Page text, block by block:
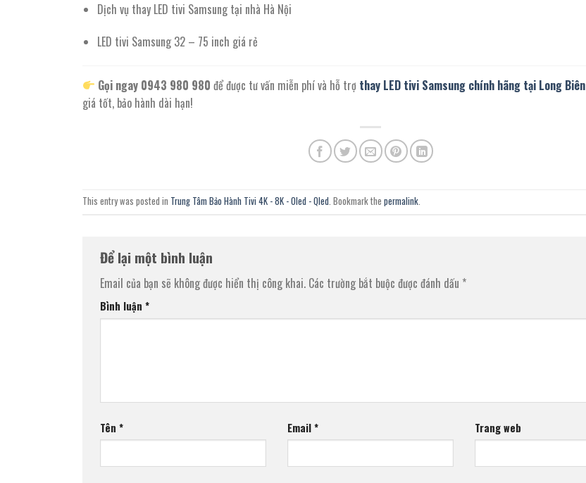
Dịch vụ thay LED tivi Samsung tại nhà Hà Nội
LED tivi Samsung 32 – 75 inch giá rẻ
Gọi ngay 0943 980 980 để được tư vấn miễn phí và hỗ trợ thay LED tivi Samsung chính hãng tại Long Biên
giá tốt, bảo hành dài hạn!
This entry was posted in Trung Tâm Bảo Hành Tivi 4K - 8K - Oled - Qled. Bookmark the permalink.
Để lại một bình luận
Email của bạn sẽ không được hiển thị công khai. Các trường bắt buộc được đánh dấu *
Bình luận *
Tên * Email* Trang web